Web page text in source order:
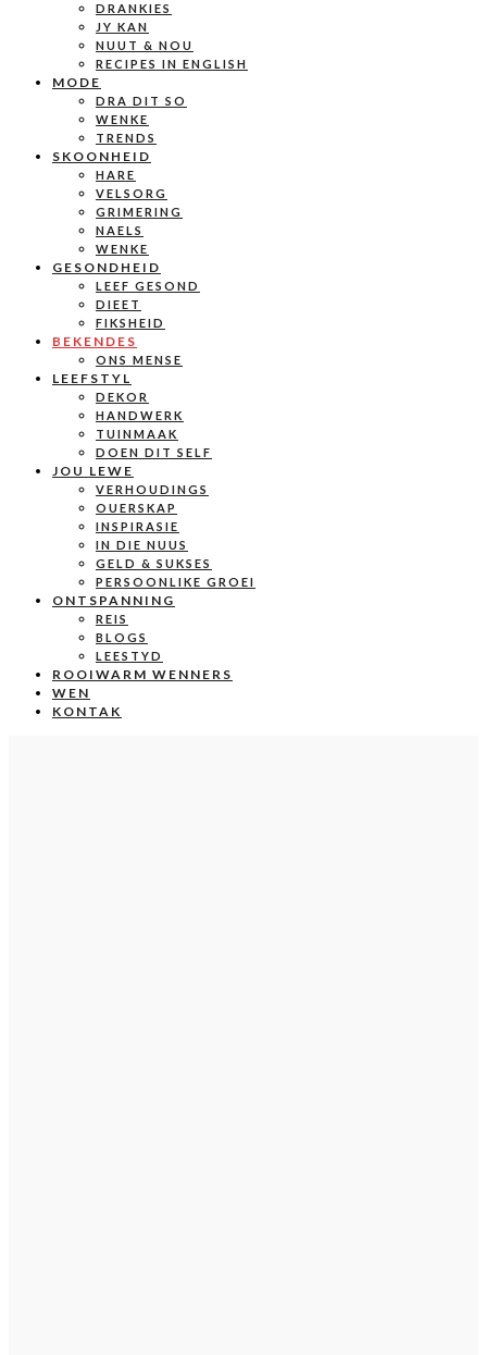
DRANKIES
JY KAN
NUUT & NOU
RECIPES IN ENGLISH
MODE
DRA DIT SO
WENKE
TRENDS
SKOONHEID
HARE
VELSORG
GRIMERING
NAELS
WENKE
GESONDHEID
LEEF GESOND
DIEET
FIKSHEID
BEKENDES
ONS MENSE
LEEFSTYL
DEKOR
HANDWERK
TUINMAAK
DOEN DIT SELF
JOU LEWE
VERHOUDINGS
OUERSKAP
INSPIRASIE
IN DIE NUUS
GELD & SUKSES
PERSOONLIKE GROEI
ONTSPANNING
REIS
BLOGS
LEESTYD
ROOIWARM WENNERS
WEN
KONTAK